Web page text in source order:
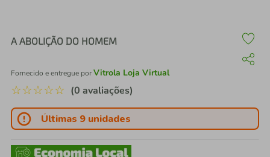
A ABOLIÇÃO DO HOMEM
Fornecido e entregue porVitrola Loja Virtual
☆☆☆☆☆ (0 avaliações)
Últimas 9 unidades